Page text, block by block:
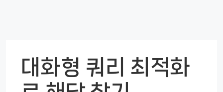
대화형 쿼리 최적화